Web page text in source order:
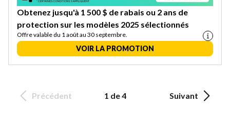
Obtenez jusqu'à 1 500 $ de rabais ou 2 ans de
protection sur les modèles 2025 sélectionnés
Offre valable du 1 août au 30 septembre.
VOIR LA PROMOTION
Précédent 1 de 4 Suivant